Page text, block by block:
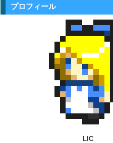
プロフィール
LIC